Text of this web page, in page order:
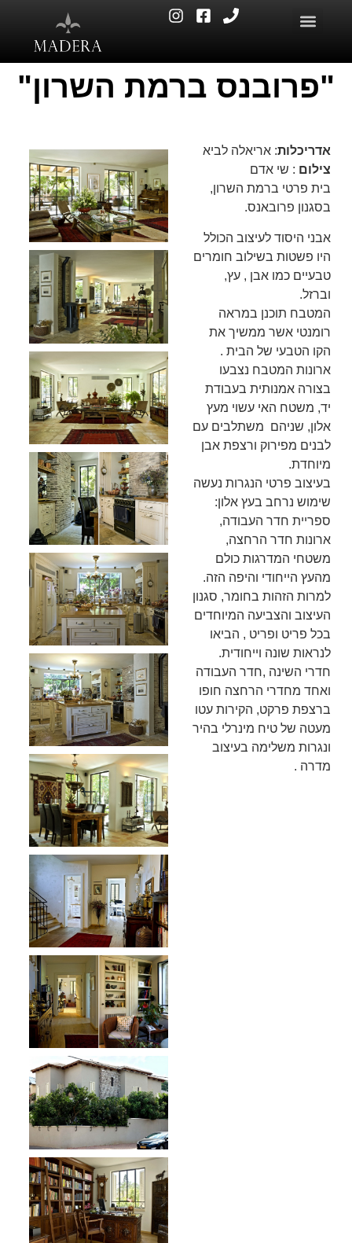
"פרובנס ברמת השרון"
אדריכלות: אריאלה לביא
צילום : שי אדם
בית פרטי ברמת השרון,
בסגנון פרובאנס.
אבני היסוד לעיצוב הכולל
היו פשטות בשילוב חומרים
טבעיים כמו אבן , עץ,
וברזל.
המטבח תוכנן במראה
רומנטי אשר ממשיך את
הקו הטבעי של הבית .
ארונות המטבח נצבעו
בצורה אמנותית בעבודת
יד, משטח האי עשוי מעץ
אלון, שניהם משתלבים עם
לבנים מפירוק ורצפת אבן
מיוחדת.
בעיצוב פרטי הנגרות נעשה
שימוש נרחב בעץ אלון:
ספריית חדר העבודה,
ארונות חדר הרחצה,
משטחי המדרגות כולם
מהעץ הייחודי והיפה הזה.
למרות הזהות בחומר, סגנון
העיצוב והצביעה המיוחדים
בכל פריט ופריט , הביאו
לנראות שונה וייחודית.
חדרי השינה ,חדר העבודה
ואחד מחדרי הרחצה חופו
ברצפת פרקט, הקירות עטו
מעטה של טיח מינרלי בהיר
ונגרות משלימה בעיצוב
מדרה .